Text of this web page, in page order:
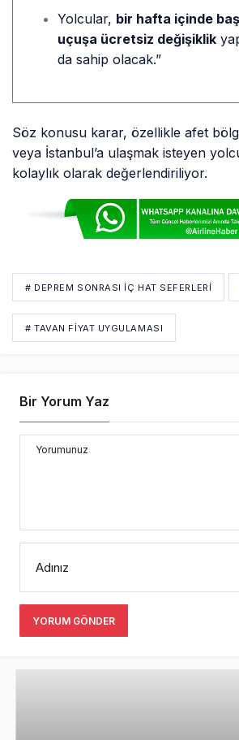
Yolcular, bir hafta içinde
uçuşa ücretsiz değişiklik
da sahip olacak.”
Söz konusu karar, özellikle afet
veya İstanbul’a ulaşmak isteyen
kolaylık olarak değerlendiriliyor.
# DEPREM SONRASI İÇ HAT SEFERLERI
# TAVAN FIYAT UYGULAMASI
Bir Yorum Yaz
Yorumunuz
Adınız
YORUM GÖNDER